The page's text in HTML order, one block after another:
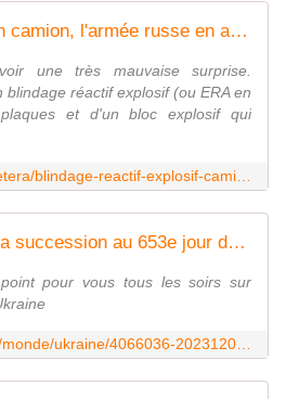
En voulant blinder un camion, l'armée russe en a fait une bombe sur roues
une très mauvaise surprise.
réactif explosif (ou ERA en
et d'un bloc explosif qui
Poutine candidat à sa succession au 653e jour de guerre en Ukraine
pour vous tous les soirs sur